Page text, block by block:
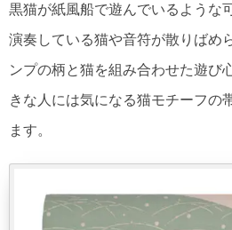
黒猫が紙風船で遊んでいるような
演奏している猫や音符が散りばめ
ンプの柄と猫を組み合わせた遊び
きな人には気になる猫モチーフの
ます。